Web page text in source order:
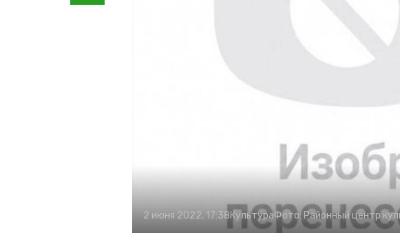
2 июня 2022, 17:38КультураФото: Районный центр